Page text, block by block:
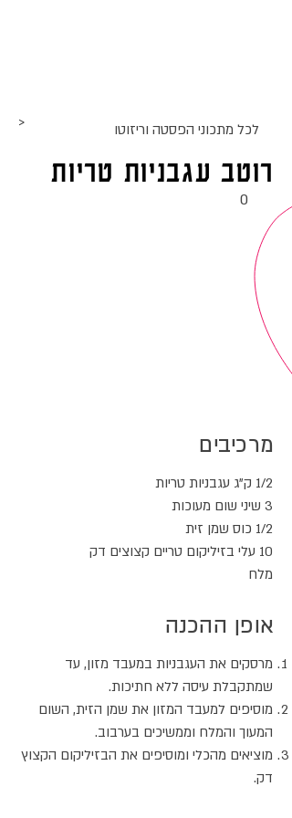
לכל מתכוני הפסטה וריזוטו >
רוטב עגבניות טריות
0
מרכיבים
1/2 ק"ג עגבניות טריות
3 שיני שום מעוכות
1/2 כוס שמן זית
10 עלי בזיליקום טריים קצוצים דק
מלח
אופן ההכנה
מרסקים את העגבניות במעבד מזון, עד
שמתקבלת עיסה ללא חתיכות.
מוסיפים למעבד המזון את שמן הזית, השום
המעוך והמלח וממשיכים בערבוב.
מוציאים מהכלי ומוסיפים את הבזיליקום הקצוץ
דק.